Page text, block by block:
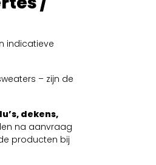
indicatieve
– zijn de
dekens,
na aanvraag
producten bij